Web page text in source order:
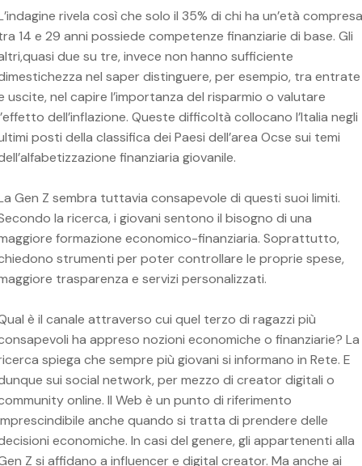
rivela così che solo il 35% di chi ha un’età compresa
14 e 29 anni possiede competenze finanziarie di base. Gli
due su tre, invece non hanno sufficiente
nel saper distinguere, per esempio, tra entrate
uscite, nel capire l’importanza del risparmio o valutare
dell’inflazione. Queste difficoltà collocano l’Italia negli
posti della classifica dei Paesi dell’area Ocse sui temi
finanziaria giovanile.
Gen Z sembra tuttavia consapevole di questi suoi limiti.
la ricerca, i giovani sentono il bisogno di una
formazione economico-finanziaria. Soprattutto,
strumenti per poter controllare le proprie spese,
trasparenza e servizi personalizzati.
è il canale attraverso cui quel terzo di ragazzi più
ha appreso nozioni economiche o finanziarie? La
spiega che sempre più giovani si informano in Rete. E
sui social network, per mezzo di creator digitali o
online. Il Web è un punto di riferimento
anche quando si tratta di prendere delle
economiche. In casi del genere, gli appartenenti alla
Z si affidano a influencer e digital creator. Ma anche ai